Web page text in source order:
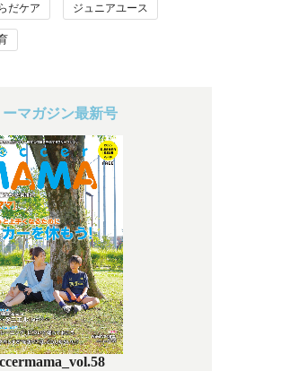
だケア ジュニアユース
ーマガジン最新号